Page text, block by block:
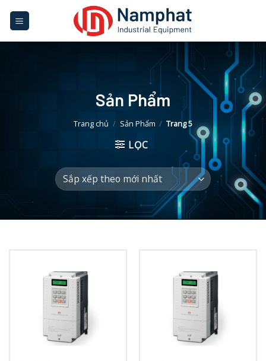
Sản Phẩm
Trang chủ / Sản Phẩm / Trang 5
LỌC